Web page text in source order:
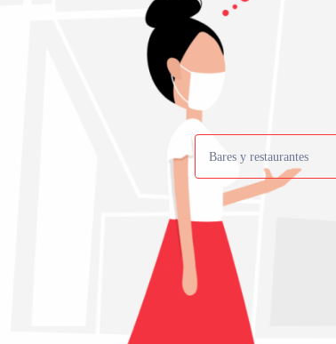
Bares y restaurantes